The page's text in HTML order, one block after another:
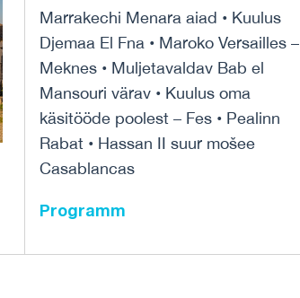
Marrakechi Menara aiad • Kuulus
Djemaa El Fna • Maroko Versailles –
Meknes • Muljetavaldav Bab el
Mansouri värav • Kuulus oma
käsitööde poolest – Fes • Pealinn
Rabat • Hassan II suur mošee
Casablancas
Programm